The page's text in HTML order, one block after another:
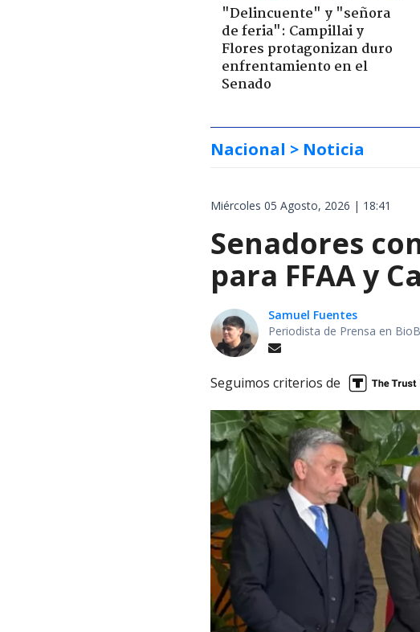
"Delincuente" y "señora
de feria": Campillai y
Flores protagonizan duro
enfrentamiento en el
Senado
Nacional > Noticia
Miércoles 05 Agosto, 2026 | 18:41
Senadores
para FFAA y
Samuel Fuentes
Periodista de Prensa en
Seguimos criterios de